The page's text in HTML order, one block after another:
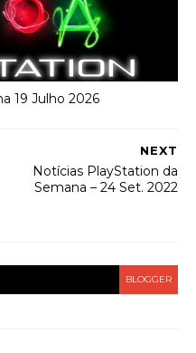
19 Julho 2026
NEXT
Notícias PlayStation da
Semana – 24 Set. 2022
BLOGGER